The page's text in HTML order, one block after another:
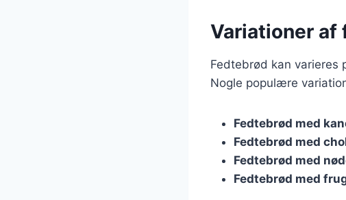
Variationer af
Fedtebrød kan varieres
Nogle populære
Fedtebrød med
Fedtebrød med
Fedtebrød med
Fedtebrød med